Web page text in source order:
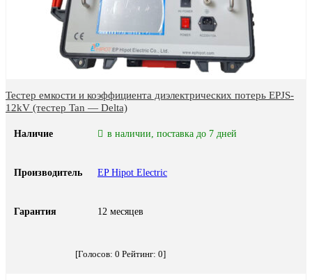
Тестер емкости и коэффициента диэлектрических потерь EPJS-
12kV (тестер Tan — Delta)
Наличие в наличии, поставка до 7 дней
Производитель EP Hipot Electric
Гарантия 12 месяцев
[Голосов: 0 Рейтинг: 0]